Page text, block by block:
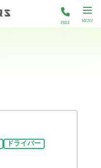
FREE
ドライバー